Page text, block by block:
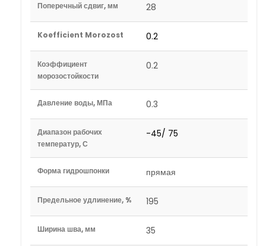
Поперечный сдвиг, мм 28
Koefficient Morozost 0.2
Коэффициент
морозостойкости
0.2
Давление воды, МПа 0.3
Диапазон рабочих
температур, С
-45/ 75
Форма гидрошпонки прямая
Предельное удлинение, % 195
Ширина шва, мм 35